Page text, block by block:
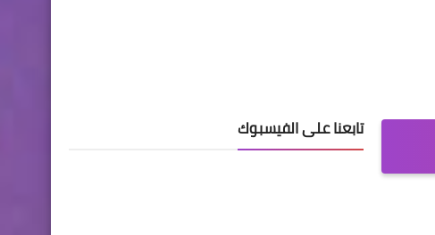
تابعنا على الفيسبوك